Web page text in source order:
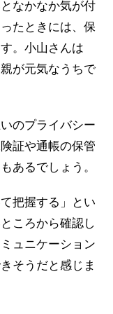
なかなか気が付
たときには、保
。小山さんは
が元気なうちで
のプライバシー
証や通帳の保管
あるでしょう。
把握する」とい
ころから確認し
ュニケーション
そうだと感じま